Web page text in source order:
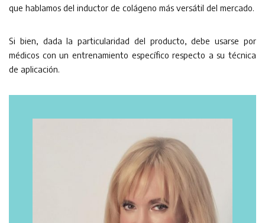
que hablamos del inductor de colágeno más versátil del mercado.
Si bien, dada la particularidad del producto, debe usarse por
médicos con un entrenamiento específico respecto a su técnica
de aplicación.